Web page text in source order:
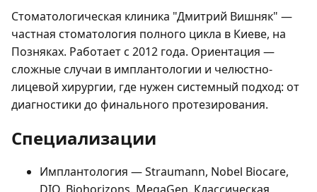
Стоматологическая клиника "Дмитрий Вишняк" —
частная стоматология полного цикла в Киеве, на
Позняках. Работает с 2012 года. Ориентация —
сложные случаи в имплантологии и челюстно-
лицевой хирургии, где нужен системный подход: от
диагностики до финального протезирования.
Специализации
Имплантология — Straumann, Nobel Biocare,